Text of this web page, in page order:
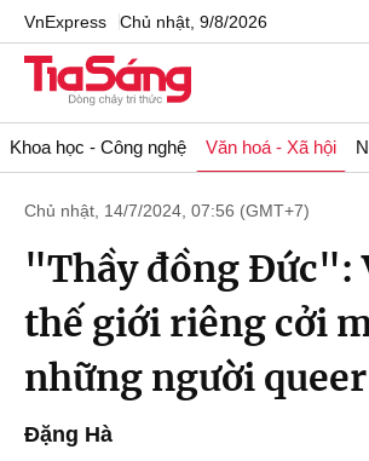
VnExpress Chủ nhật, 9/8/2026
Khoa học - Công nghệ Văn hoá - Xã hội
Chủ nhật, 14/7/2024, 07:56 (GMT+7)
"Thầy đồng Đức":
thế giới riêng cởi
những người queer
Đặng Hà